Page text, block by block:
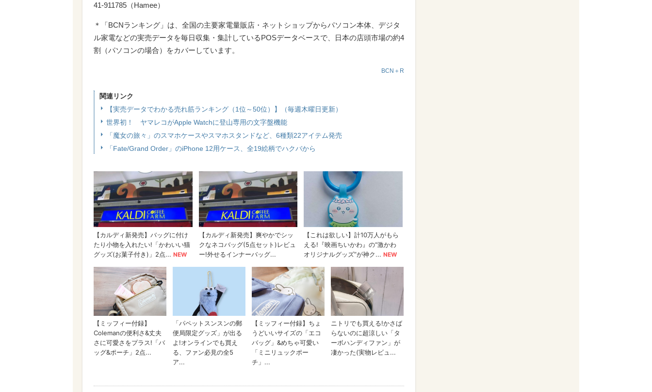
41-911785（Hamee）
＊「BCNランキング」は、全国の主要家電量販店・ネットショップからパソコン本体、デジタ
ル家電などの実売データを毎日収集・集計しているPOSデータベースで、日本の店頭市場の約4
割（パソコンの場合）をカバーしています。
BCN＋R
関連リンク
【実売データでわかる売れ筋ランキング（1位～50位）】（毎週木曜日更新）
世界初！ ヤマレコがApple Watchに登山専用の文字盤機能
「魔女の旅々」のスマホケースやスマホスタンドなど、6種類22アイテム発売
「Fate/Grand Order」のiPhone 12用ケース、全19絵柄でハクバから